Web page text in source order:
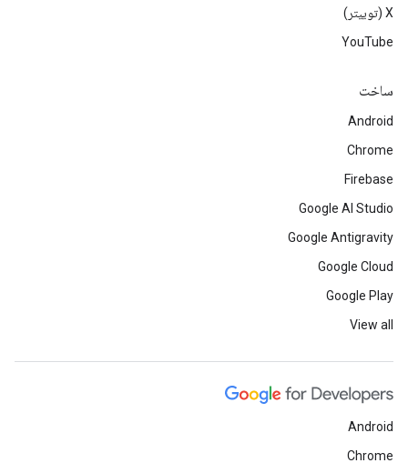
‫X (توییتر)
YouTube
ساخت
Android
Chrome
Firebase
Google AI Studio
Google Antigravity
Google Cloud
Google Play
View all
Android
Chrome